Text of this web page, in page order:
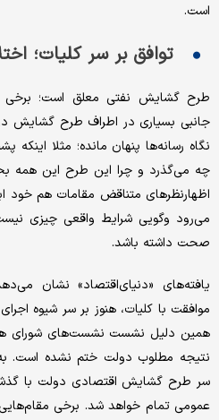
است.
توافق بر سر کلیات؛
طرح گشایش نفتی معلق است؛ برخی
جانبی بسیاری در اطراف طرح گشایش
نگاه رسانه‌ها پنهان مانده؛ مثلا
چه می‌گذرد و چرا این طرح این همه
اظهارنظرهای متناقض مقامات هم خود
می‌رود وگویی شرایط واقعی چیزی
صحت داشته باشد.
یافته‌های «دنیای‌اقتصاد» نشان
موافقت با کلیات، هنوز بر سر شیوه
نتیجه مطلوب دولت ختم نشده است.
سر طرح گشایش اقتصادی دولت با
عمومی تمام خواهد شد. برخی